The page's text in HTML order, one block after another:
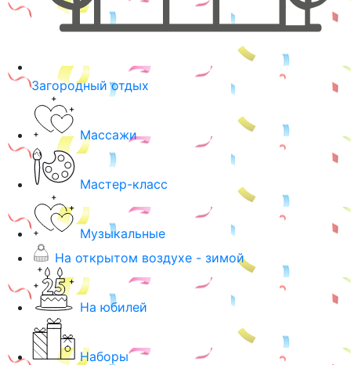
Загородный отдых
Массажи
Мастер-класс
Музыкальные
На открытом воздухе - зимой
На юбилей
Наборы